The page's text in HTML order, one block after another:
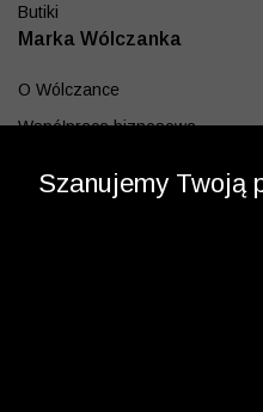
Butiki
Marka Wólczanka
O Wólczance
Współpraca biznesowa
Program lojalnościowy
Szanujemy Twoją